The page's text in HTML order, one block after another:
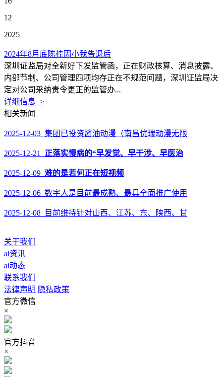
12
2025
2024年8月底陈桂因小我告退后
深圳证监局对全新好下发监管函，正在财政核算、消息披露、
内部节制、公司管理四项均存正在不规范问题，深圳证监局决
定对公司采纳责令更正的监管办...
详细信息 >
相关新闻
2025-12-03 集团已投资酱油动漫（南昌优瑞动漫无限
2025-12-21 正落实慢病的“早发觉、早干涉、早医治
2025-12-09 难的是若何正在短视频
2025-12-06 数字人是目前最成熟、最具全面推广使用
2025-12-08 目前维持针对山西、江苏、东、陕西、甘
关于我们
ai资讯
ai动态
联系我们
法律声明 隐私政策
官方微信
×
官方抖音
×